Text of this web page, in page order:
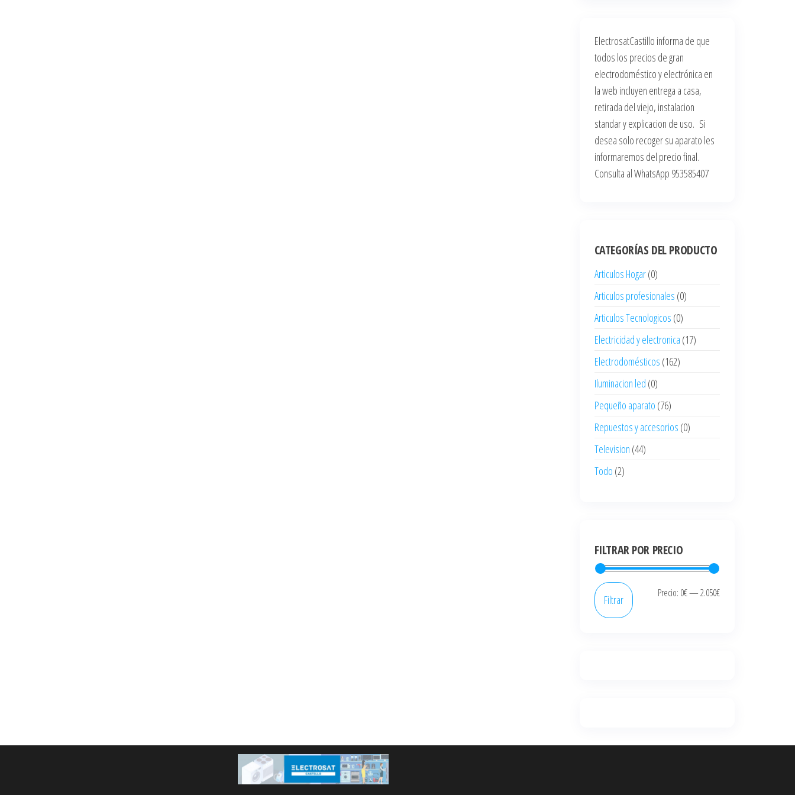
ElectrosatCastillo informa de que
todos los precios de gran
electrodoméstico y electrónica en
la web incluyen entrega a casa,
retirada del viejo, instalacion
standar y explicacion de uso. Si
desea solo recoger su aparato les
informaremos del precio final.
Consulta al WhatsApp 953585407
CATEGORÍAS DEL PRODUCTO
Articulos Hogar(0)
Articulos profesionales (0)
Articulos Tecnologicos (0)
Electricidad y electronica (17)
Electrodomésticos (162)
Iluminacion led (0)
Pequeño aparato (76)
Repuestos y accesorios (0)
Television (44)
Todo (2)
FILTRAR POR PRECIO
Precio
Precio
Filtrar Precio: 0€—2.050€